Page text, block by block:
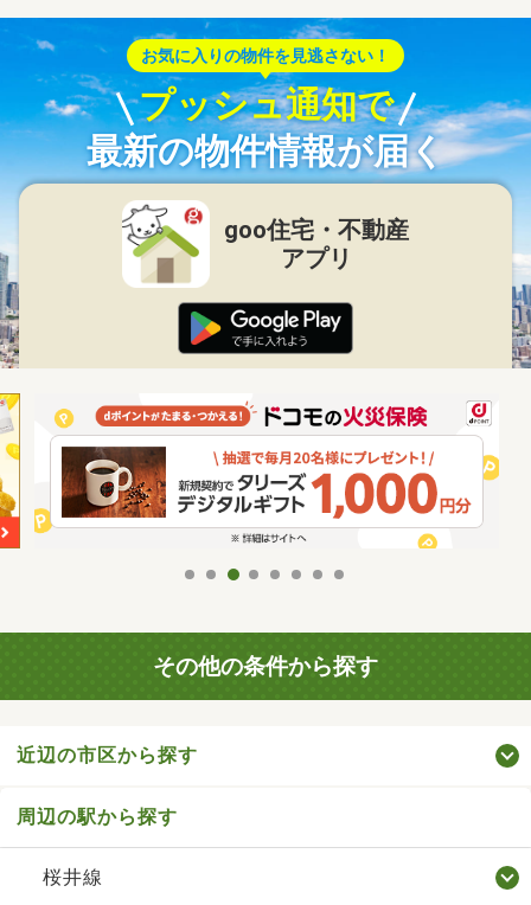
お気に入りの物件を見逃さない！
プッシュ通知で
最新の物件情報が届く
goo住宅・不動産
アプリ
その他の条件から探す
近辺の市区から探す
周辺の駅から探す
桜井線